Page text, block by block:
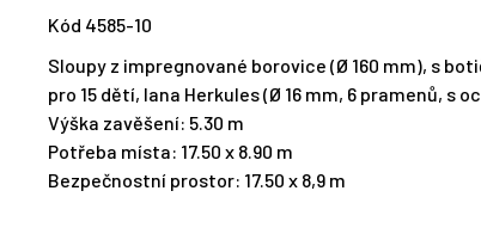
Kód 4585-10
Sloupy z impregnované borovice (Ø 160 mm), s
pro 15 dětí, lana Herkules (Ø 16 mm, 6 pramenů, s
Výška zavěšení: 5.30 m
Potřeba místa: 17.50 x 8.90 m
Bezpečnostní prostor: 17.50 x 8,9 m